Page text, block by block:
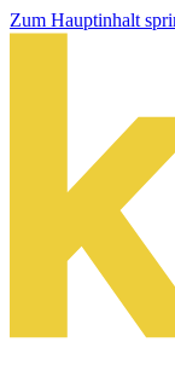
Zum Hauptinhalt